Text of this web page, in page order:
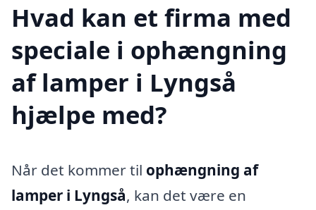
Hvad kan et firma med
speciale i ophængning
af lamper i Lyngså
hjælpe med?
Når det kommer til ophængning af
lamper i Lyngså, kan det være en